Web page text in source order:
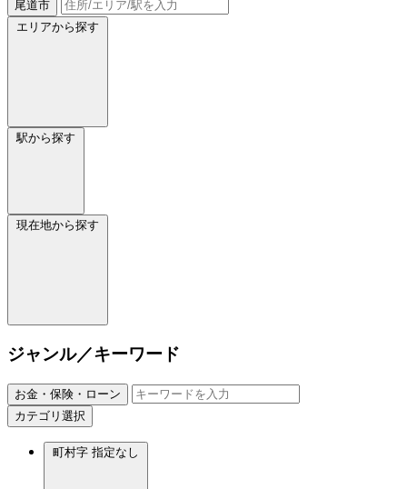
尾道市
エリアから探す
駅から探す
現在地から探す
ジャンル／キーワード
お金・保険・ローン
カテゴリ選択
町村字 指定なし